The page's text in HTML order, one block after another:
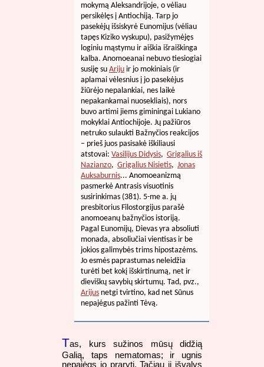
mokymą Aleksandrijoje, o vėliau
persikėlęs į Antiochiją. Tarp jo
pasekėjų išsiskyrė Eunomijus (vėliau
tapęs Kiziko vyskupu), pasižymėjęs
loginiu mąstymu ir aiškia išraiškinga
kalba. Anomoeanai nebuvo tiesiogiai
susiję su Ariju ir jo mokiniais (ir
aplamai vėlesnius į jo pasekėjus
žiūrėjo nepalankiai, nes laikė
nepakankamai nuosekliais), nors
buvo artimi jiems giminingai Lukiano
mokyklai Antiochijoje. Jų pažiūros
netruko sulaukti Bažnyčios reakcijos
– prieš juos pasisakė iškiliausi
atstovai: Vasilijus Didysis, Grigalius iš
Nazianzo, Grigalius Nisietis, Jonas
Auksaburnis... Anomoeanizmą
pasmerkė Antrasis visuotinis
susirinkimas (381). 5-me a. jų
presbitorius Filostorgijus parašė
anomoeanų bažnyčios istoriją.
Pagal Eunomijų, Dievas yra absoliuti
monada, absoliučiai vientisas ir be
jokios galimybės trims hipostazėms.
Jo esmės paprastumas neleidžia
turėti bet kokį išskirtinumą, net ir
dieviškų savybių skirtumų. Tad, pvz.,
Arijus netgi tvirtino, kad net Sūnus
nepajėgus pažinti Tėvą.
Tas, kurs sužinos mūsų didžią
Galią, taps nematomas; ir ugnis
nepajėgs jo praryti. Tačiau ji išvalys